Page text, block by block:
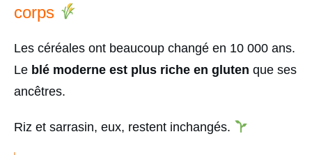
corps
Les céréales ont beaucoup changé en 10 000 ans.
Le blé moderne est plus riche en gluten que ses
ancêtres.
Riz et sarrasin, eux, restent inchangés.